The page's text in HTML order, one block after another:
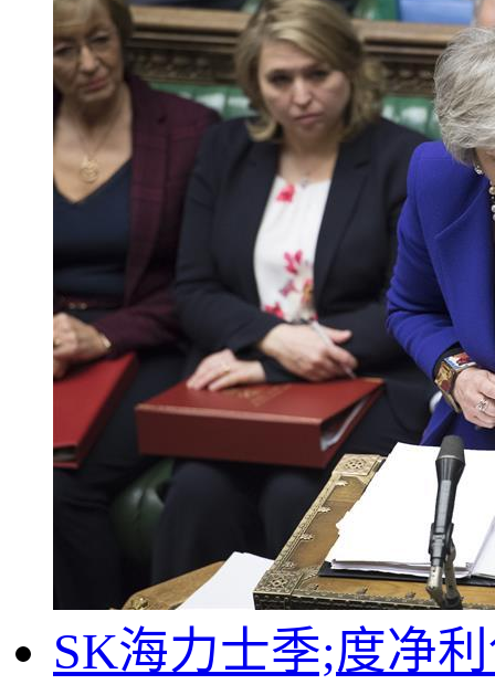
SK海力士季;度净